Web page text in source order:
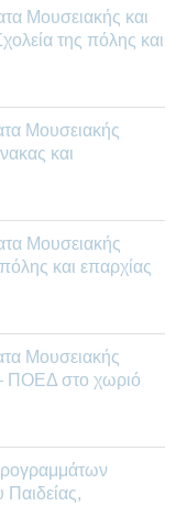
Μουσειακής και
της πόλης και
Μουσειακής
και
Μουσειακής
και επαρχίας
Μουσειακής
ΠΟΕΔ στο χωριό